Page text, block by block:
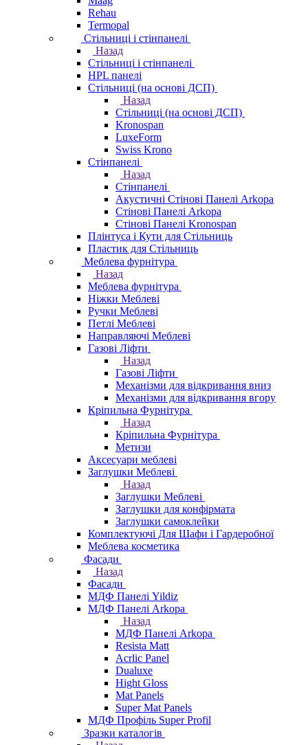
Rehau
Termopal
Стільниці і стінпанелі
Назад
Стільниці і стінпанелі
HPL панелі
Стільниці (на основі ДСП)
Назад
Стільниці (на основі ДСП)
Kronospan
LuxeForm
Swiss Krono
Стінпанелі
Назад
Стінпанелі
Акустичні Стінові Панелі Аrkopa
Стінові Панелі Arkopa
Стінові Панелі Kronospan
Плінтуса і Кути для Стільниць
Пластик для Стільниць
Меблева фурнітура
Назад
Меблева фурнітура
Ніжки Меблеві
Ручки Меблеві
Петлі Меблеві
Направляючі Меблеві
Газові Ліфти
Назад
Газові Ліфти
Механізми для відкривання вниз
Механізми для відкривання вгору
Кріпильна Фурнітура
Назад
Кріпильна Фурнітура
Метизи
Аксесуари меблеві
Заглушки Меблеві
Назад
Заглушки Меблеві
Заглушки для конфірмата
Заглушки самоклейки
Комплектуючі Для Шафи і Гардеробної
Меблева косметика
Фасади
Назад
Фасади
МДФ Панелі Yildiz
МДФ Панелі Arkopa
Назад
МДФ Панелі Arkopa
Resista Matt
Acrlic Panel
Dualuxe
Hight Gloss
Mat Panels
Super Mat Panels
МДФ Профіль Super Profil
Зразки каталогів